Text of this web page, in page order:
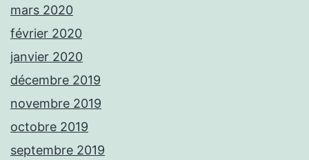
mars 2020
février 2020
janvier 2020
décembre 2019
novembre 2019
octobre 2019
septembre 2019